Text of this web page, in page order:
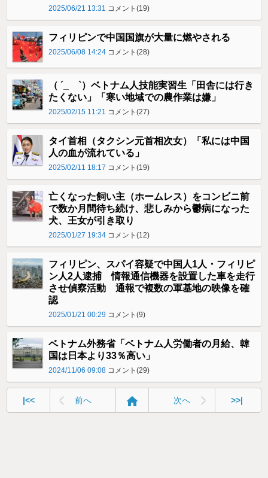
2025/06/21 13:31 コメント(19)
フィリピンで中国国旗が大量に燃やされる
2025/06/08 14:24 コメント(28)
（ ´_ゝ`）ベトナム人技能実習生「田舎には行き
たくない」「寒い地域での農作業は嫌」
2025/02/15 11:21 コメント(27)
タイ首相（タクシン元首相次女）「私には中国
人の血が流れている」
2025/02/11 18:17 コメント(19)
亡くなった飼い主（ホームレス）をコンビニ前
で数か月間待ち続け、悲しみから鬱病になった
犬、王女が引き取り
2025/01/27 19:34 コメント(12)
フィリピン、スパイ容疑で中国人1人・フィリピ
ン人2人逮捕 情報通信機器を設置した車を走行
させ偵察活動 通報で複数の軍基地の映像を確
認
2025/01/21 00:29 コメント(9)
ベトナム外務省「ベトナム人労働者の月給、韓
国は日本より33％高い」
2024/11/06 09:08 コメント(29)
|<< 前へ home 次へ >>|